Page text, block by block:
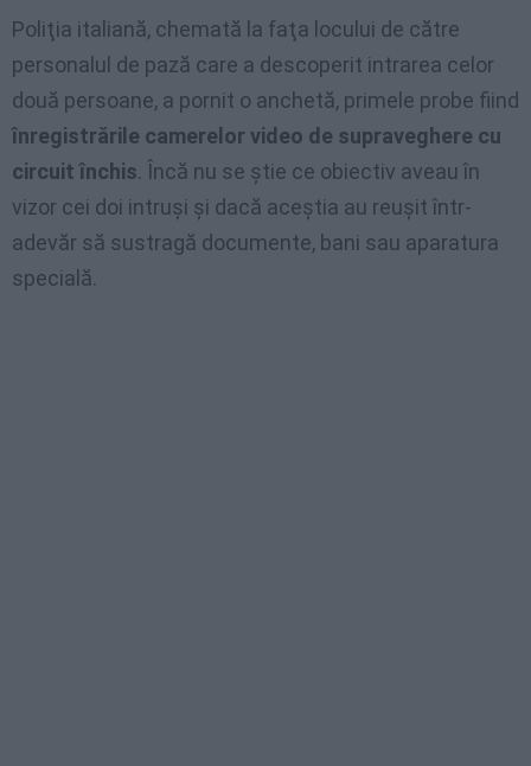
Poliţia italiană, chemată la faţa locului de către
personalul de pază care a descoperit intrarea celor
două persoane, a pornit o anchetă, primele probe fiind
înregistrările camerelor video de supraveghere cu
circuit închis. Încă nu se ştie ce obiectiv aveau în
vizor cei doi intruşi şi dacă aceştia au reuşit într-
adevăr să sustragă documente, bani sau aparatura
specială.